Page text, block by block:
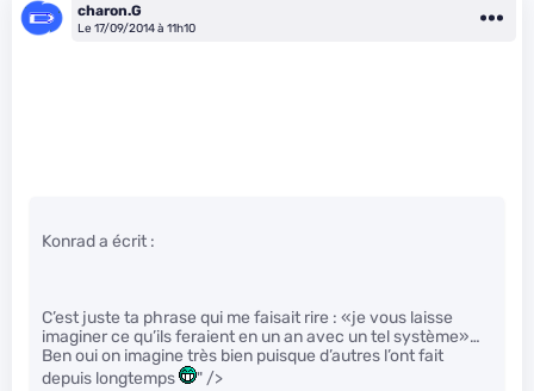
charon.G
Le 17/09/2014 à 11h10
Konrad a écrit :
C’est juste ta phrase qui me faisait rire : «je vous laisse
imaginer ce qu’ils feraient en un an avec un tel système»…
Ben oui on imagine très bien puisque d’autres l’ont fait
depuis longtemps
" />